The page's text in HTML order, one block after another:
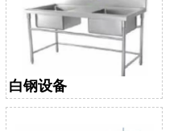
白钢设备